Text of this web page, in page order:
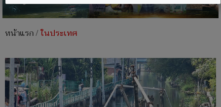
หน้าแรก/ในประเทศ